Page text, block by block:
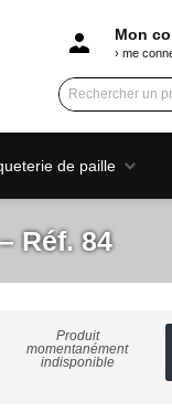
Mon
› me
de paille
Réf. 84
Produit
momentanément
indisponible